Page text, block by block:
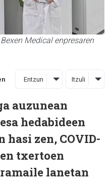
Medical enpresaren
Entzun Itzuli
auzunean
hedabideen
hasi zen, COVID-
txertoen
lanetan